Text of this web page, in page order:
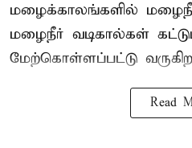
மழைக்காலங்களில்
மழைநீர் வடிகால்கள்
மேற்கொள்ளப்பட்டு
Read